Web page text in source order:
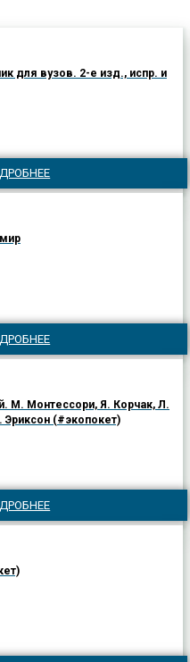
для вузов. 2-е изд., испр. и
М. Монтессори, Я. Корчак, Л.
Выготский, А. Макаренко, Э. Эриксон (#экопокет)